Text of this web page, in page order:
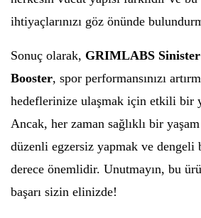
ihtiyaçlarınızı göz önünde
Sonuç olarak, GRIMLABS Sinister
Booster, spor performansınızı
hedeflerinize ulaşmak için etkili bir
Ancak, her zaman sağlıklı bir
düzenli egzersiz yapmak ve dengeli
derece önemlidir. Unutmayın, bu
başarı sizin elinizde!